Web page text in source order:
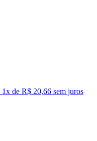
1x de R$ 20,66 sem juros